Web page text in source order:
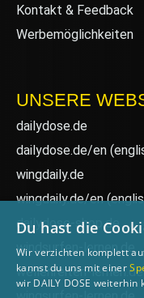
Kontakt & Feedback
Werbemöglichkeiten
UNSERE
dailydose.de
dailydose.de/en
wingdaily.de
wingdaily.de/en
dailydose-shop.de
windsurfen-lernen.de
wellenreiten-lernen.de
Du hast die
Wir verzichten komplett
kannst du uns mit einer
wir DAILY DOSE